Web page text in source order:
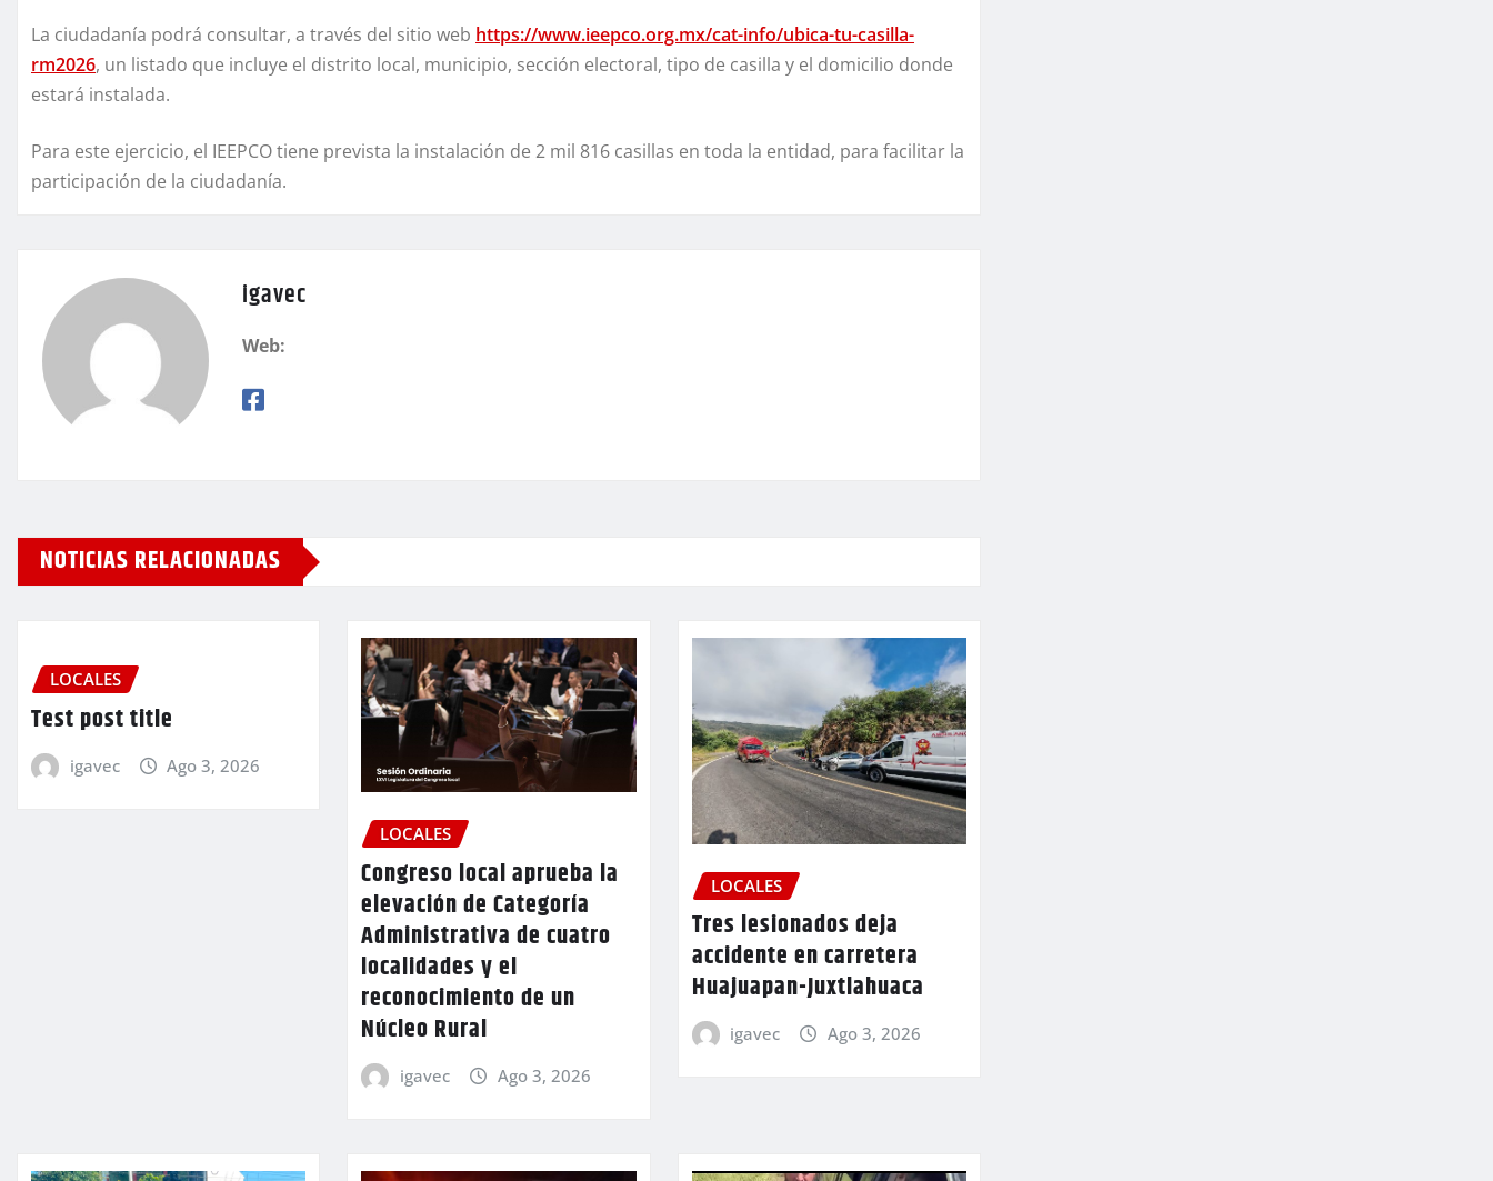
La ciudadanía podrá consultar, a través del sitio web https://www.ieepco.org.mx/cat-info/ubica-tu-casilla-
rm2026, un listado que incluye el distrito local, municipio, sección electoral, tipo de casilla y el domicilio donde
estará instalada.
Para este ejercicio, el IEEPCO tiene prevista la instalación de 2 mil 816 casillas en toda la entidad, para facilitar la
participación de la ciudadanía.
igavec
Web:
NOTICIAS RELACIONADAS
LOCALES
Test post title
igavec Ago 3, 2026
LOCALES
Congreso local aprueba la
elevación de Categoría
Administrativa de cuatro
localidades y el
reconocimiento de un
Núcleo Rural
igavec Ago 3, 2026
LOCALES
Tres lesionados deja
accidente en carretera
Huajuapan-Juxtlahuaca
igavec Ago 3, 2026